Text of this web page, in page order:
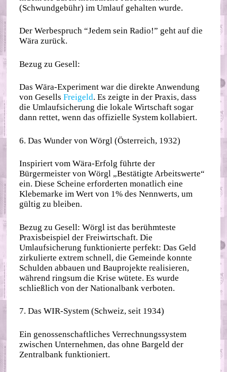
(Schwundgebühr) im Umlauf gehalten wurde.
Der Werbespruch “Jedem sein Radio!” geht auf die
Wära zurück.
Bezug zu Gesell:
Das Wära-Experiment war die direkte Anwendung
von GesellsFreigeld. Es zeigte in der Praxis, dass
die Umlaufsicherung die lokale Wirtschaft sogar
dann rettet, wenn das offizielle System kollabiert.
6. Das Wunder von Wörgl (Österreich, 1932)
Inspiriert vom Wära-Erfolg führte der
Bürgermeister von Wörgl „Bestätigte Arbeitswerte“
ein. Diese Scheine erforderten monatlich eine
Klebemarke im Wert von 1% des Nennwerts, um
gültig zu bleiben.
Bezug zu Gesell: Wörgl ist das berühmteste
Praxisbeispiel der Freiwirtschaft. Die
Umlaufsicherung funktionierte perfekt: Das Geld
zirkulierte extrem schnell, die Gemeinde konnte
Schulden abbauen und Bauprojekte realisieren,
während ringsum die Krise wütete. Es wurde
schließlich von der Nationalbank verboten.
7. Das WIR-System (Schweiz, seit 1934)
Ein genossenschaftliches Verrechnungssystem
zwischen Unternehmen, das ohne Bargeld der
Zentralbank funktioniert.